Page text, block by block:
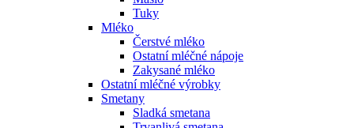
Tuky
Mléko
Čerstvé mléko
Ostatní mléčné nápoje
Zakysané mléko
Ostatní mléčné výrobky
Smetany
Sladká smetana